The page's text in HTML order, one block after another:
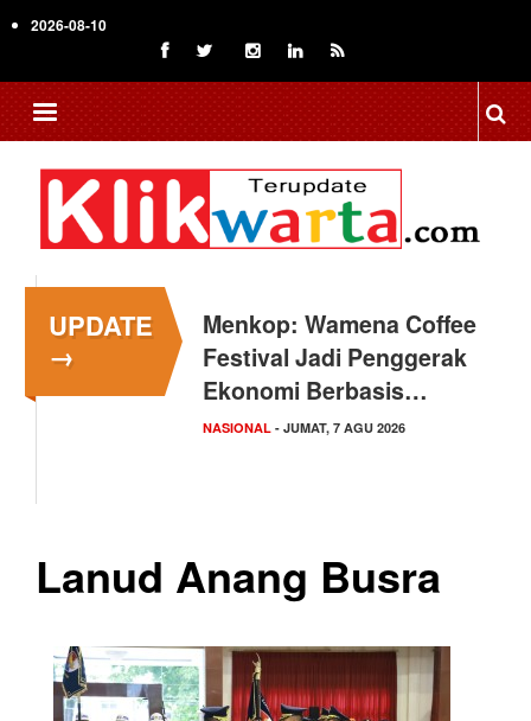
to
content
2026-08-10
UPDATE
→
Menkop: Wamena Coffee
Festival Jadi Penggerak
Ekonomi Berbasis…
NASIONAL - JUMAT, 7 AGU 2026
Lanud Anang Busra